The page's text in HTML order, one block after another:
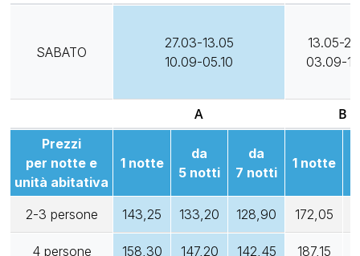
SABATO
27.03-13.05
10.09-05.10
13.05-
03.09-
A B
Prezzi
per notte e
unità abitativa
1 notte
da
5 notti
da
7 notti
1 notte
2-3 persone 143,25 133,20 128,90 172,05
4 persone 158,30 147,20 142,45 187,15